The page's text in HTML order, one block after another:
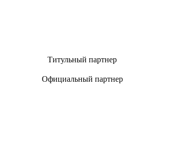
Титульный партнер
Официальный партнер